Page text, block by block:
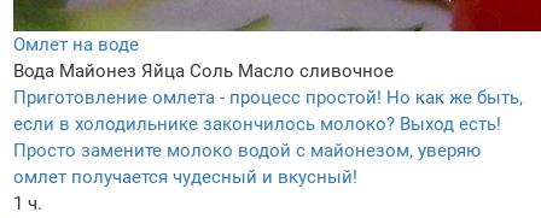
Омлет на воде
Вода Майонез Яйца Соль Масло сливочное
Приготовление омлета - процесс простой! Но как же быть,
если в холодильнике закончилось молоко? Выход есть!
Просто замените молоко водой с майонезом, уверяю
омлет получается чудесный и вкусный!
1 ч.